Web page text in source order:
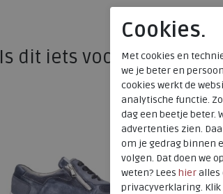
Is dit iets voor u?
Cookies.
Met cookies en
we je beter en
cookies werkt de
analytische functie.
dag een beetje beter.
advertenties zien.
om je gedrag binnen
volgen. Dat doen we
weten? Lees hieralles
privacyverklaring. Klik